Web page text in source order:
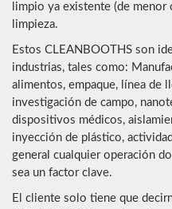
limpio ya existente (de menor
limpieza.
Estos CLEANBOOTHS son
industrias, tales como:
alimentos, empaque, línea de
investigación de campo,
dispositivos médicos,
inyección de plástico,
general cualquier operación
sea un factor clave.
El cliente solo tiene que